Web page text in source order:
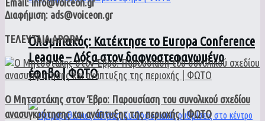
Ολυμπιακός: Κατέκτησε το Europa Conference
League – Δόξα στον δαφνοστεφανωμένο
έφηβο | ΦΩΤΟ
Διαφήμιση: ads@voiceon.gr
ΤΕΛΕΥΤΑΙΑ ΑΡΘΡΑ
Ο Μητσοτάκης στον Έβρο: Παρουσίαση του συνολικού σχεδίου
ανασυγκρότησης και ανάπτυξης της περιοχής | ΦΩΤΟ